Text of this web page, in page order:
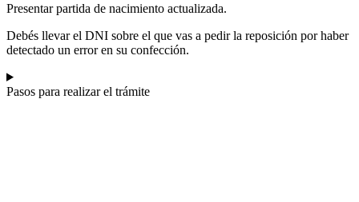
Presentar partida de nacimiento actualizada.
Debés llevar el DNI sobre el que vas a pedir la reposición por haber
detectado un error en su confección.
Pasos para realizar el trámite